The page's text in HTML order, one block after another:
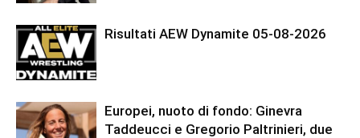
Risultati AEW Dynamite 05-08-2026
Europei, nuoto di fondo: Ginevra
Taddeucci e Gregorio Paltrinieri, due